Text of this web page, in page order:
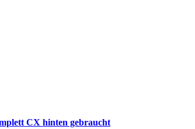
CX hinten gebraucht